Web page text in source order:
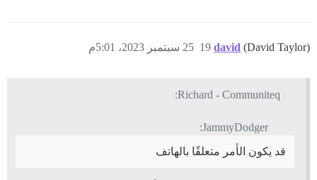
david (David Taylor) 25 سبتمبر 2023، 5:01م 19
Richard - Communiteq:
JammyDodger:
قد يكون الأمر متعلقًا بالهاتف